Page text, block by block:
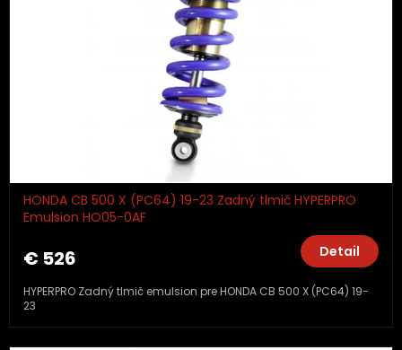
HONDA CB 500 X (PC64) 19-23 Zadný tlmič HYPERPRO
Emulsion HO05-0AF
€ 526 Detail
HYPERPRO Zadný tlmič emulsion pre HONDA CB 500 X (PC64) 19-
23